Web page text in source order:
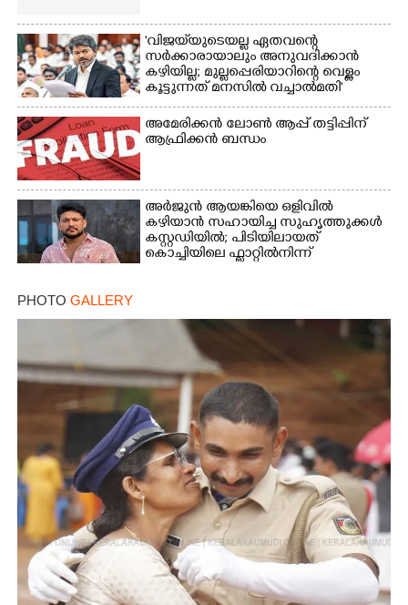
'വിജയ്‌യുടെയല്ല ഏതവന്റെ
സർക്കാരായാലും അനുവദിക്കാൻ
കഴിയില്ല; മുല്ലപ്പെരിയാറിന്റെ വെള്ളം
കൂട്ടുന്നത് മനസിൽ വച്ചാൽമതി'
അമേരിക്കൻ ലോൺ ആപ്പ് തട്ടിപ്പിന്
ആഫ്രിക്കൻ ബന്ധം
അർജുൻ ആയങ്കിയെ ഒളിവിൽ
കഴിയാൻ സഹായിച്ച സുഹൃത്തുക്കൾ
കസ്റ്റഡിയിൽ; പിടിയിലായത്
കൊച്ചിയിലെ ഫ്ലാറ്റിൽനിന്ന്
PHOTO GALLERY